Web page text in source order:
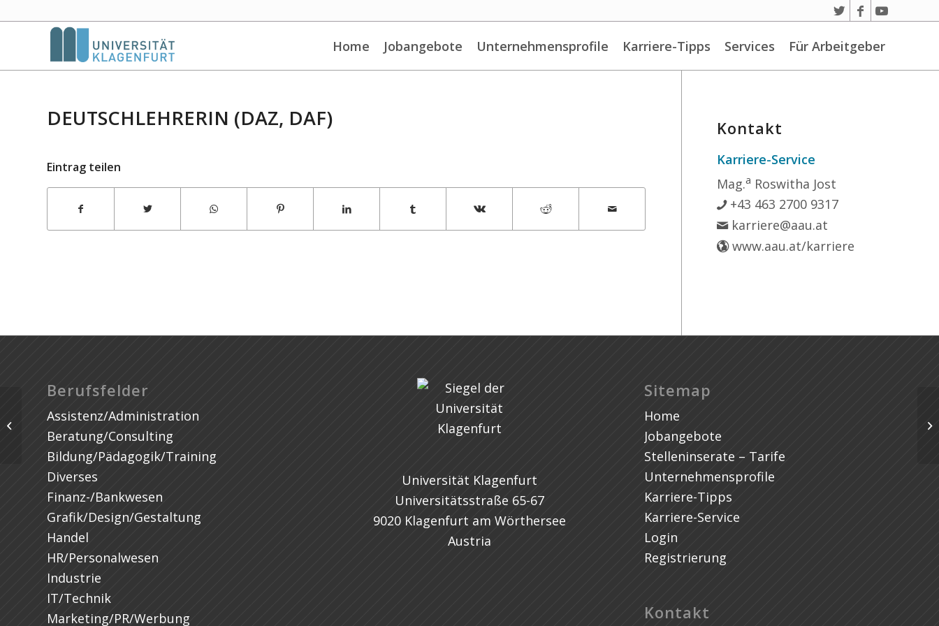
Home Jobangebote Unternehmensprofile Karriere-Tipps Services Für Arbeitgeber
DEUTSCHLEHRERIN (DAZ, DAF)
Eintrag teilen
Kontakt
Karriere-Service
Mag.a Roswitha Jost
+43 463 2700 9317
karriere@aau.at
www.aau.at/karriere
Berufsfelder
Assistenz/Administration
Beratung/Consulting
Bildung/Pädagogik/Training
Diverses
Finanz-/Bankwesen
Grafik/Design/Gestaltung
Handel
HR/Personalwesen
Industrie
IT/Technik
Marketing/PR/Werbung
Universität Klagenfurt
Universitätsstraße 65-67
9020 Klagenfurt am Wörthersee
Austria
Sitemap
Home
Jobangebote
Stelleninserate – Tarife
Unternehmensprofile
Karriere-Tipps
Karriere-Service
Login
Registrierung
Kontakt